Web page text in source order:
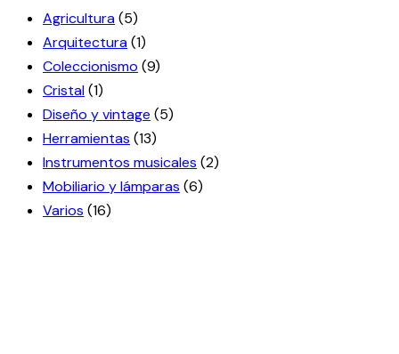
Agricultura(5)
Arquitectura(1)
Coleccionismo (9)
Cristal(1)
Diseño y vintage (5)
Herramientas (13)
Instrumentos musicales (2)
Mobiliario y lámparas (6)
Varios (16)